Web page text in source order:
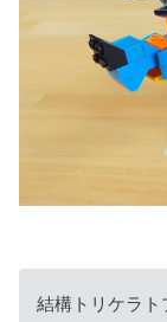
結構トリケラト